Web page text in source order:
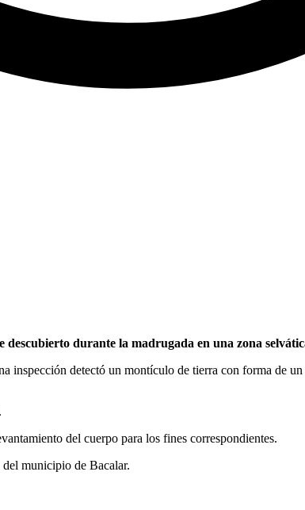
durante la madrugada en una zona
inspección detectó un montículo de tierra con forma de
del cuerpo para los fines correspondientes.
del municipio de Bacalar.